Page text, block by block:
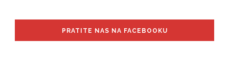
PRATITE NAS NA FACEBOOKU